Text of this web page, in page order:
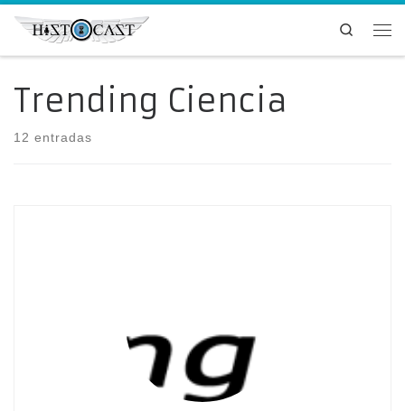
Saltar al contenido
Search
Trending Ciencia
12 entradas